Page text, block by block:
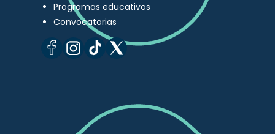
Programas educativos
Convocatorias